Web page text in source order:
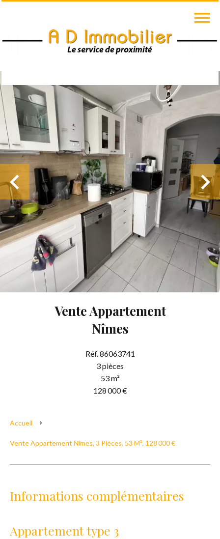
Vente Appartement
Nîmes
Réf. 86063741
3 pièces
53 m²
128 000 €
Accueil
Vente Appartement Nîmes, 3 Pièces, 53 M², 128 000 €
Informations complémentaires
Appartement type 3